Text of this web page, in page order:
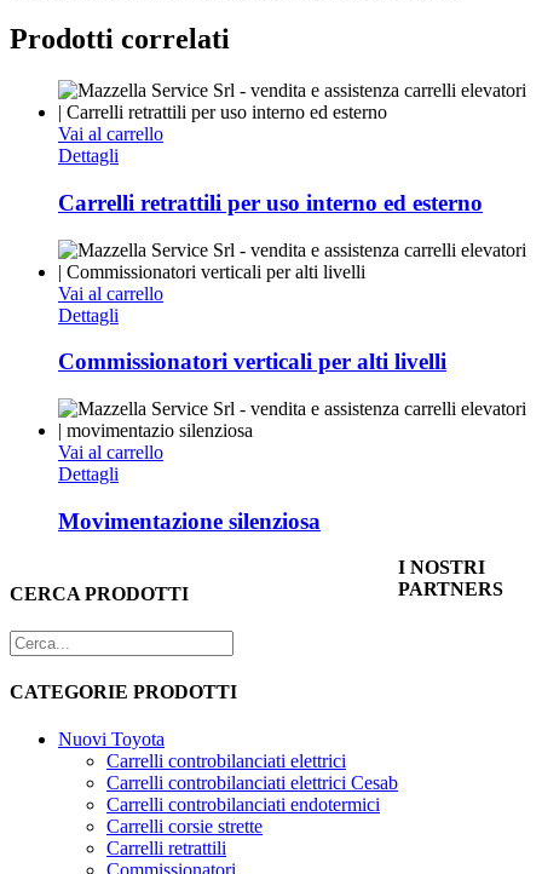
Prodotti correlati
Vai al carrello
Dettagli
Carrelli retrattili per uso interno ed esterno
Vai al carrello
Dettagli
Commissionatori verticali per alti livelli
Vai al carrello
Dettagli
Movimentazione silenziosa
CERCA PRODOTTI
CATEGORIE PRODOTTI
Nuovi Toyota
Carrelli controbilanciati elettrici
Carrelli controbilanciati elettrici Cesab
Carrelli controbilanciati endotermici
Carrelli corsie strette
Carrelli retrattili
I NOSTRI
PARTNERS